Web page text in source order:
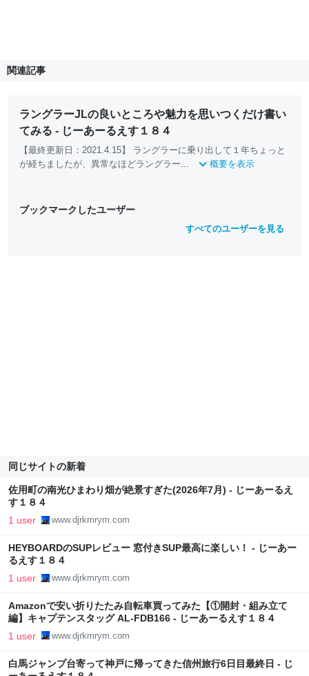
関連記事
ラングラーJLの良いところや魅力を思いつくだけ書い
てみる - じーあーるえす１８４
【最終更新日：2021.4.15】 ラングラーに乗り出して１年ちょっと
が経ちましたが、異常なほどラングラー...
概要を表示
ブックマークしたユーザー
すべてのユーザーを見る
同じサイトの新着
佐用町の南光ひまわり畑が絶景すぎた(2026年7月) - じーあーるえ
す１８４
1 user www.djrkmrym.com
HEYBOARDのSUPレビュー 窓付きSUP最高に楽しい！ - じーあー
るえす１８４
1 user www.djrkmrym.com
Amazonで安い折りたたみ自転車買ってみた【①開封・組み立て
編】キャプテンスタッグ AL-FDB166 - じーあーるえす１８４
1 user www.djrkmrym.com
白馬ジャンプ台寄って神戸に帰ってきた信州旅行6日目最終日 - じ